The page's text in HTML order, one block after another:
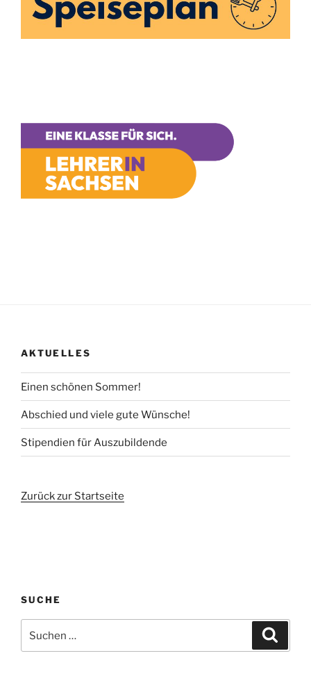
AKTUELLES
Einen schönen Sommer!
Abschied und viele gute Wünsche!
Stipendien für Auszubildende
Zurück zur Startseite
SUCHE
nach: